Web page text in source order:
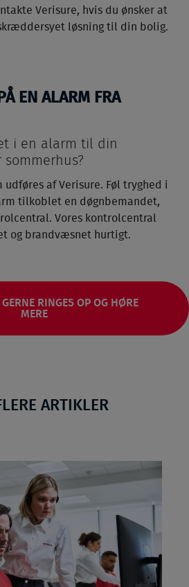
Verisure, hvis du ønsker at
løsning til din bolig.
EN ALARM FRA
i en alarm til din
udføres af Verisure. Føl tryghed i
tilkoblet en døgnbemandet,
Vores kontrolcentral
og brandvæsnet hurtigt.
GERNE RINGES OP OG HØRE
MERE
ARTIKLER